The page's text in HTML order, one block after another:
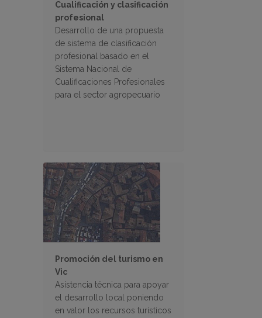
Cualificación y clasificación
profesional
Desarrollo de una propuesta
de sistema de clasificación
profesional basado en el
Sistema Nacional de
Cualificaciones Profesionales
para el sector agropecuario
Promoción del turismo en
Vic
Asistencia técnica para apoyar
el desarrollo local poniendo
en valor los recursos turísticos